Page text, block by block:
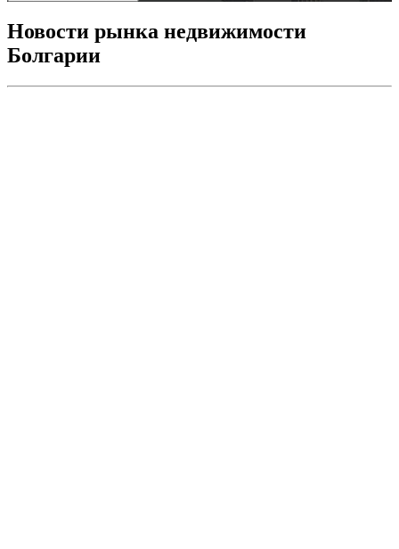
Новости рынка недвижимости
Болгарии